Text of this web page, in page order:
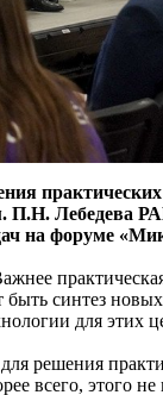
П.Н.
на форуме
синтез
для этих
решения
всего, этого